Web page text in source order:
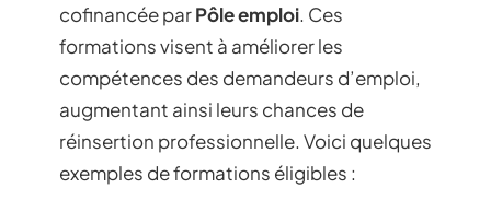
cofinancée parPôle emploi. Ces
formations visent à améliorer les
compétences des demandeurs d’emploi,
augmentant ainsi leurs chances de
réinsertion professionnelle. Voici quelques
exemples de formations éligibles :